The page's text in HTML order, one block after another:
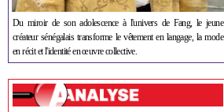
Du miroir de son adolescence à l'univers de Fang, le jeune
créateur sénégalais transforme le vêtement en langage, la mode
en récit et l'identité en œuvre collective.